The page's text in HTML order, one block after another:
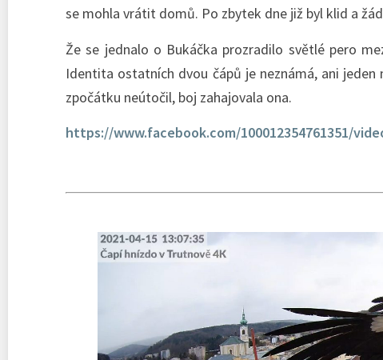
se mohla vrátit domů. Po zbytek dne již byl klid a
Že se jednalo o Bukáčka prozradilo světlé pero
Identita ostatních dvou čápů je neznámá, ani
zpočátku neútočil, boj zahajovala ona.
https://www.facebook.com/100012354761351/